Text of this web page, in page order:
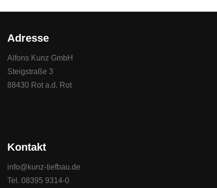
Adresse
Alfons Kunz GmbH
Steigstraße 3
88430 Rot a.d. Rot
Kontakt
info@kunz-tiefbau.de
Tel. 08395 9314-0